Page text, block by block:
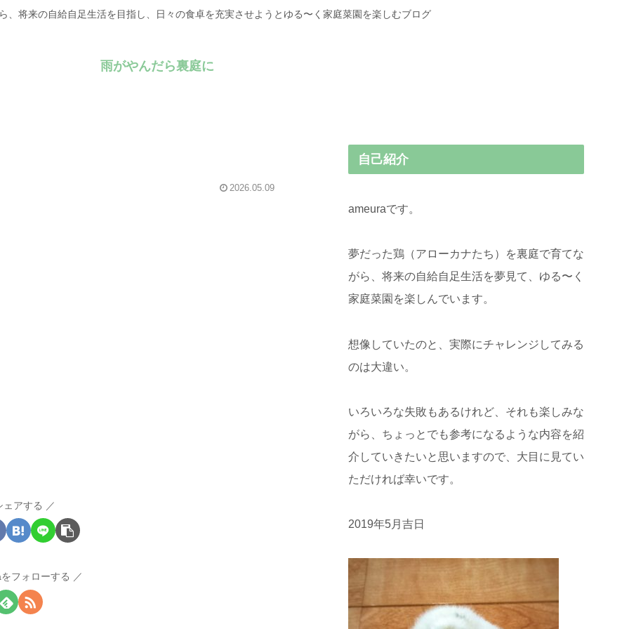
、将来の自給自足生活を目指し、日々の食卓を充実させようとゆる〜く家庭菜園を楽しむブログ
雨がやんだら裏庭に
2026.05.09
ェアする
フォローする
自己紹介
ameuraです。
夢だった鶏（アローカナたち）を裏庭で育てな
がら、将来の自給自足生活を夢見て、ゆる〜く
家庭菜園を楽しんでいます。
想像していたのと、実際にチャレンジしてみる
のは大違い。
いろいろな失敗もあるけれど、それも楽しみな
がら、ちょっとでも参考になるような内容を紹
介していきたいと思いますので、大目に見てい
ただければ幸いです。
2019年5月吉日